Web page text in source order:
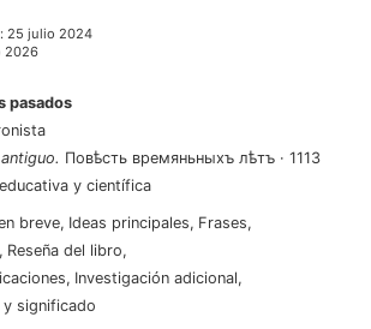
: 25 julio 2024
2026
pasados
. Повѣсть времяньныхъ лѣтъ · 1113
educativa y científica
breve, Ideas principales, Frases,
, Reseña del libro,
, Investigación adicional,
significado